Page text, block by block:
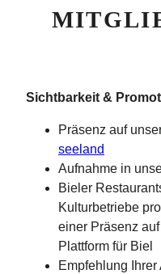
Sichtbarkeit &
Präsenz auf
seeland
Aufnahme in
Bieler
Kulturbetriebe
einer Präsenz
Plattform für Biel
Empfehlung